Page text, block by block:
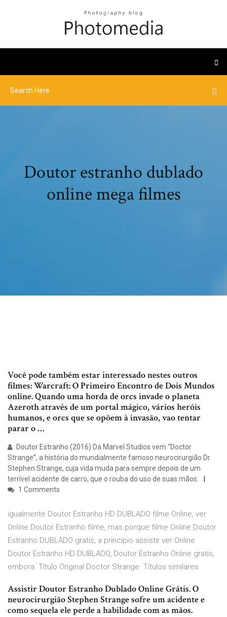
Doutor estranho dublado
online mega filmes
Você pode também estar interessado nestes outros
filmes: Warcraft: O Primeiro Encontro de Dois Mundos
online. Quando uma horda de orcs invade o planeta
Azeroth através de um portal mágico, vários heróis
humanos, e orcs que se opõem à invasão, vao tentar
parar o …
Doutor Estranho (2016) Da Marvel Studios vem “Doctor
Strange”, a história do mundialmente famoso neurocirurgião Dr.
Stephen Strange, cuja vida muda para sempre depois de um
terrível acidente de carro, que o rouba do uso de suas mãos.
1 Comments
igualmente Doutor Estranho HD DUBLADO filme Online, ver
Online Doutor Estranho filme, mas porque filme Online Doutor
Estranho DUBLADO gratis, a princípio assistir ver Online
Doutor Estranho HD DUBLADO, Doutor Estranho Online gratis,
embora. Título Original Doctor Strange. Títulos similares.
Assistir Doutor Estranho Dublado Online Grátis. O
neurocirurgião Stephen Strange sofre um acidente e
como sequela ele perde a habilidade com as mãos.